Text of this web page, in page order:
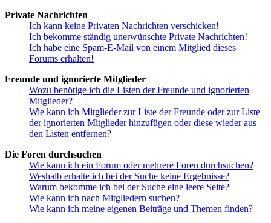
Private Nachrichten
Ich kann keine Privaten Nachrichten verschicken!
Ich bekomme ständig unerwünschte Private Nachrichten!
Ich habe eine Spam-E-Mail von einem Mitglied dieses
Forums erhalten!
Freunde und ignorierte Mitglieder
Wozu benötige ich die Listen der Freunde und ignorierten
Mitglieder?
Wie kann ich Mitglieder zur Liste der Freunde oder zur Liste
der ignorierten Mitglieder hinzufügen oder diese wieder aus
den Listen entfernen?
Die Foren durchsuchen
Wie kann ich ein Forum oder mehrere Foren durchsuchen?
Weshalb erhalte ich bei der Suche keine Ergebnisse?
Warum bekomme ich bei der Suche eine leere Seite?
Wie kann ich nach Mitgliedern suchen?
Wie kann ich meine eigenen Beiträge und Themen finden?